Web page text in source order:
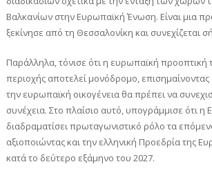
Βαλκανίων στην Ευρωπαϊκή Ένωση. Είναι μια
ξεκίνησε από τη Θεσσαλονίκη και συνεχίζεται
Παράλληλα, τόνισε ότι η ευρωπαϊκή
περιοχής αποτελεί μονόδρομο,
την ευρωπαϊκή οικογένεια θα πρέπει να
συνέχεια. Στο πλαίσιο αυτό, υπογράμμισε ότι η
διαδραματίσει πρωταγωνιστικό ρόλο τα
αξιοποιώντας και την ελληνική Προεδρία της
κατά το δεύτερο εξάμηνο του 2027.